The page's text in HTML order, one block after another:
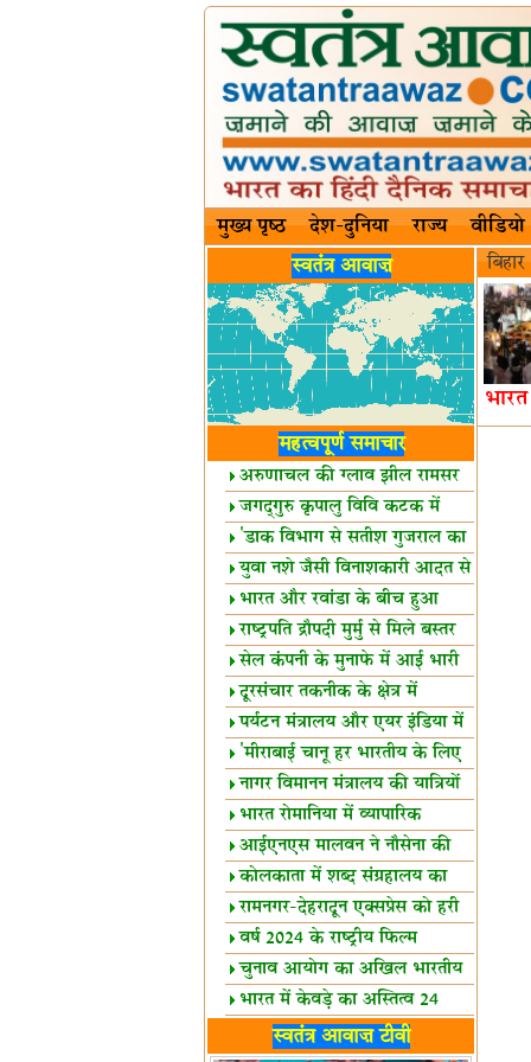
मुख्य पृष्ठ देश-दुनिया राज्य वीडियो
स्वतंत्र आवाज़
महत्वपूर्ण समाचार
अरुणाचल की ग्लाव झील रामसर
स्थल घोषित
जगद्गुरु कृपालु विवि कटक में
शैक्षिक सत्र शुरू
'डाक विभाग से सतीश गुजराल का
रिश्ता गहरा'
युवा नशे जैसी विनाशकारी आदत से
दूर रहें-मोदी
भारत और रवांडा के बीच हुआ
व्यापार विस्तार
राष्ट्रपति द्रौपदी मुर्मु से मिले बस्तर
के प्रतिनिधि
सेल कंपनी के मुनाफे में आई भारी
उछाल!
दूरसंचार तकनीक के क्षेत्र में
उत्कृष्टता पुरस्कार
पर्यटन मंत्रालय और एयर इंडिया में
समझौता
'मीराबाई चानू हर भारतीय के लिए
प्रेरणा'
नागर विमानन मंत्रालय की यात्रियों
को सलाह
भारत रोमानिया में व्यापारिक
साझेदारियां
आईएनएस मालवन ने नौसेना की
ताकत बढ़ाई
कोलकाता में शब्द संग्रहालय का
उद्घाटन
रामनगर-देहरादून एक्सप्रेस को हरी
झंडीवर्ष 2024 के राष्ट्रीय फिल्म
पुरस्कारों की घोषणा
चुनाव आयोग का अखिल भारतीय
मीडिया सम्मेलन
भारत में केवड़े का अस्तित्‍व 24
लाख वर्ष!
लखनऊ में 'एक राष्ट्र एक चुनाव'
स्वतंत्र आवाज़ टीवी
बिहार